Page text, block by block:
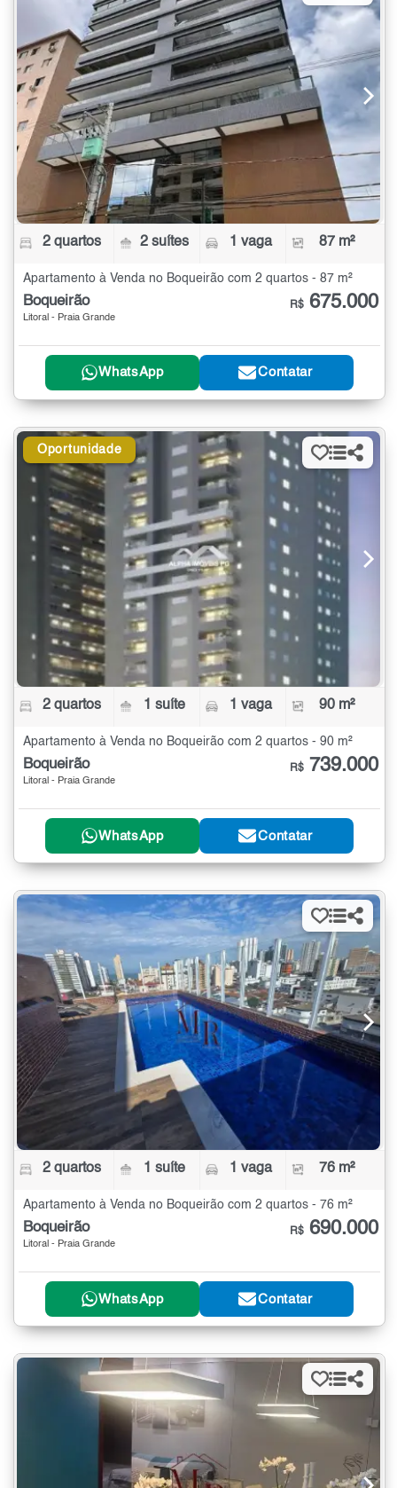
2 quartos 2 suítes 1 vaga 87 m²
Apartamento à Venda no Boqueirão com 2 quartos - 87 m²
Boqueirão
Litoral - Praia Grande
R$ 675.000
WhatsApp Contatar
Oportunidade
2 quartos 1 suíte 1 vaga 90 m²
Apartamento à Venda no Boqueirão com 2 quartos - 90 m²
Boqueirão
Litoral - Praia Grande
R$ 739.000
WhatsApp Contatar
2 quartos 1 suíte 1 vaga 76 m²
Apartamento à Venda no Boqueirão com 2 quartos - 76 m²
Boqueirão
Litoral - Praia Grande
R$ 690.000
WhatsApp Contatar